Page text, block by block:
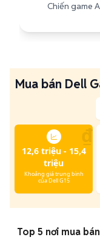
Chiến game
Mua bán Dell
₫
12,6 triệu - 15,4
triệu
Khoảng giá trung bình
của Dell G15
Top 5 nơi mua